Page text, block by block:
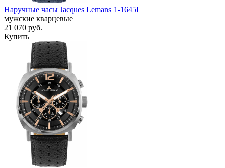
Наручные часы Jacques Lemans 1-1645I
мужские кварцевые
21 070 руб.
Купить